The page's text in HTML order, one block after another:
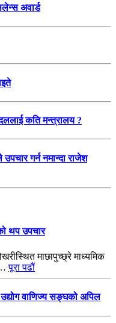
अवार्ड
कति मन्त्रालय ?
गर्न नमान्दा राजेश
थप उपचार
माछापुच्छ्रे माध्यमिक
पूरा पढौं
वाणिज्य सङ्घको अपिल